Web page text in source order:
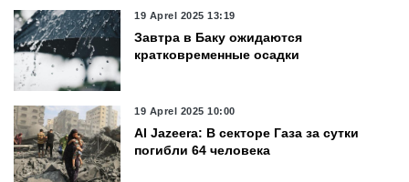
19 Aprel 2025 13:19
Завтра в Баку ожидаются
кратковременные осадки
19 Aprel 2025 10:00
Al Jazeera: В секторе Газа за сутки
погибли 64 человека